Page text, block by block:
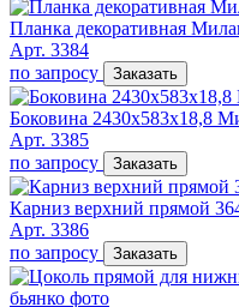
Планка декоративная
Арт. 3384
по запросу
Заказать
Боковина 2430х583х18,8
Арт. 3385
по запросу
Заказать
Карниз верхний прямой
Арт. 3386
по запросу
Заказать